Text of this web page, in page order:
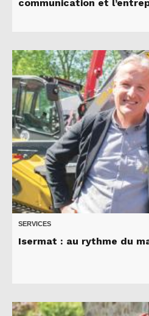
communication et
SERVICES
Isermat : au rythme du